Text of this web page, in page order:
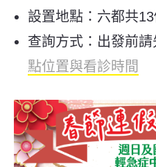
設置地點：六都共
查詢方式：出發前
點位置與看診時間